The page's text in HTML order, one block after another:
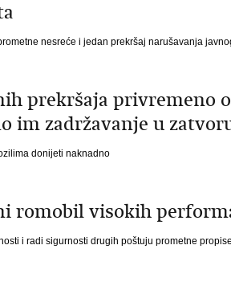
nesreće i jedan prekršaj narušavanja
prekršaja privremeno
im zadržavanje u
donijeti naknadno
romobil visokih
i radi sigurnosti drugih poštuju prometne propise